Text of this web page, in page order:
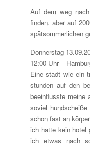
Auf dem weg
finden. aber auf
spätsommerlichen
Donnerstag
12:00 Uhr –
Eine stadt wie ein
stunden auf den
beeinflusste meine
soviel
schon fast an
ich hatte kein hotel
ich etwas nach